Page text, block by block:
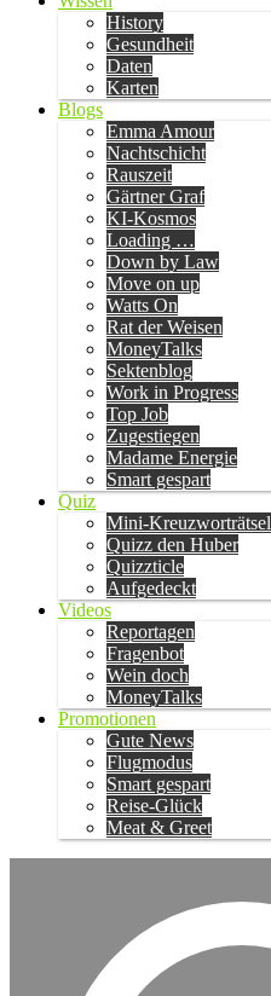
History
Gesundheit
Daten
Karten
Blogs
Emma Amour
Nachtschicht
Rauszeit
Gärtner Graf
KI-Kosmos
Loading …
Down by Law
Move on up
Watts On
Rat der Weisen
MoneyTalks
Sektenblog
Work in Progress
Top Job
Zugestiegen
Madame Energie
Smart gespart
Quiz
Mini-Kreuzworträtsel
Quizz den Huber
Quizzticle
Aufgedeckt
Videos
Reportagen
Fragenbot
Wein doch
MoneyTalks
Promotionen
Gute News
Flugmodus
Smart gespart
Reise-Glück
Meat & Greet